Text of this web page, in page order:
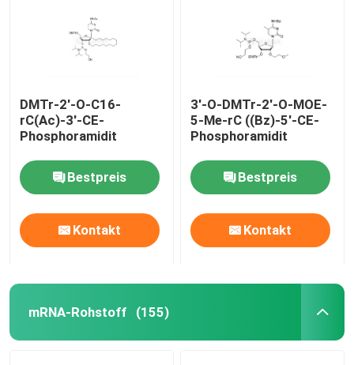
DMTr-2'-O-C16-
rC(Ac)-3'-CE-
Phosphoramidit
Bestpreis
Kontakt
3'-O-DMTr-2'-O-MOE-
5-Me-rC ((Bz)-5'-CE-
Phosphoramidit
Bestpreis
Kontakt
mRNA-Rohstoff (155)